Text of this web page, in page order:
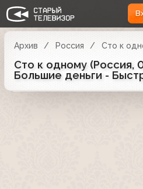
Архив Россия Сто к
Сто к одному (Россия,
Большие деньги -